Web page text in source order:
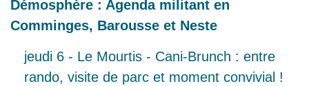
Démosphère : Agenda militant en
Comminges, Barousse et Neste
jeudi 6 - Le Mourtis - Cani-Brunch : entre
rando, visite de parc et moment convivial !